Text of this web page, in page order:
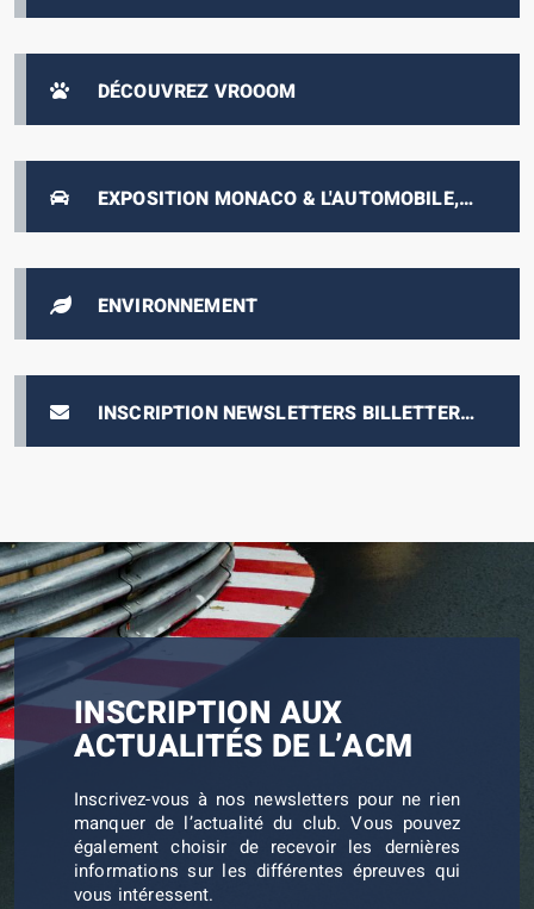
DÉCOUVREZ VROOOM
EXPOSITION MONACO & L'AUTOMOBILE,
DE 1893 À NOS JOURS
ENVIRONNEMENT
INSCRIPTION NEWSLETTERS BILLETTERIE
E-PRIX
INSCRIPTION AUX
ACTUALITÉS DE L’ACM
Inscrivez-vous à nos newsletters pour ne rien
manquer de l’actualité du club. Vous pouvez
également choisir de recevoir les dernières
informations sur les différentes épreuves qui
vous intéressent.